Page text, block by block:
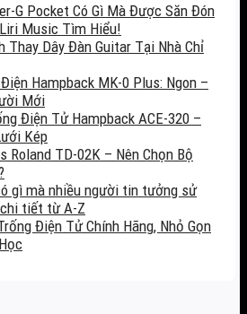
G Pocket Có Gì Mà Được Săn Đón
Music Tìm Hiểu!
Thay Dây Đàn Guitar Tại Nhà Chỉ
Hampback MK-0 Plus: Ngon –
Mới
Điện Tử Hampback ACE-320 –
Kép
Roland TD-02K – Nên Chọn Bộ
gì mà nhiều người tin tưởng sử
tiết từ A-Z
Điện Tử Chính Hãng, Nhỏ Gọn